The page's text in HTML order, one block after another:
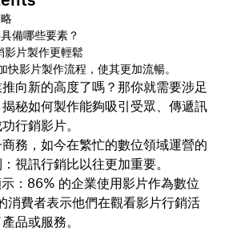
備哪些要素？
片製作更輕鬆
影片製作流程，使其更加流暢。
向新的高度了嗎？那你就需要涉足
秘如何製作能夠吸引受眾、傳遞訊
行銷影片。
務，如今在繁忙的數位領域運營的
視訊行銷比以往更加重要。
：86% 的企業使用影片作為數位
消費者表示他們在觀看影片行銷活
品或服務。